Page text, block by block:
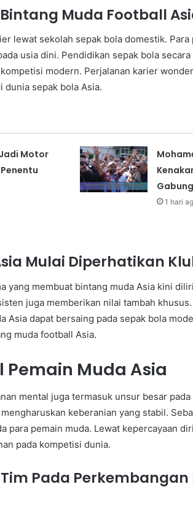
Muda Football
lewat sekolah sepak bola domestik. Para
usia dini. Pendidikan sepak bola
modern. Perjalanan karier
dunia sepak bola Asia.
Motor
1 hari
Mulai Diperhatikan
yang membuat bintang muda Asia kini
juga memberikan nilai tambah
Asia dapat bersaing pada sepak bola
muda football Asia.
Muda Asia
mental juga termasuk unsur besar
keberanian yang stabil.
para pemain muda. Lewat kepercayaan
pada kompetisi dunia.
Pada Perkembangan